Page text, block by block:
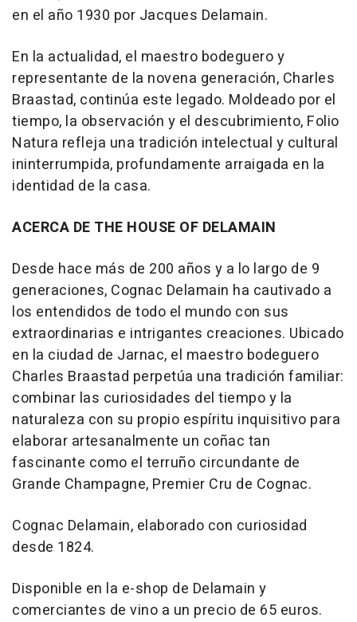
en el año 1930 por Jacques Delamain.
En la actualidad, el maestro bodeguero y
representante de la novena generación, Charles
Braastad, continúa este legado. Moldeado por el
tiempo, la observación y el descubrimiento, Folio
Natura refleja una tradición intelectual y cultural
ininterrumpida, profundamente arraigada en la
identidad de la casa.
ACERCA DE THE HOUSE OF DELAMAIN
Desde hace más de 200 años y a lo largo de 9
generaciones, Cognac Delamain ha cautivado a
los entendidos de todo el mundo con sus
extraordinarias e intrigantes creaciones. Ubicado
en la ciudad de Jarnac, el maestro bodeguero
Charles Braastad perpetúa una tradición familiar:
combinar las curiosidades del tiempo y la
naturaleza con su propio espíritu inquisitivo para
elaborar artesanalmente un coñac tan
fascinante como el terruño circundante de
Grande Champagne, Premier Cru de Cognac.
Cognac Delamain, elaborado con curiosidad
desde 1824.
Disponible en la e-shop de Delamain y
comerciantes de vino a un precio de 65 euros.